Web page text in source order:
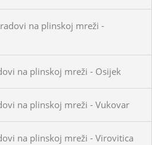
na plinskoj mreži -
na plinskoj mreži - Osijek
na plinskoj mreži - Vukovar
na plinskoj mreži - Virovitica